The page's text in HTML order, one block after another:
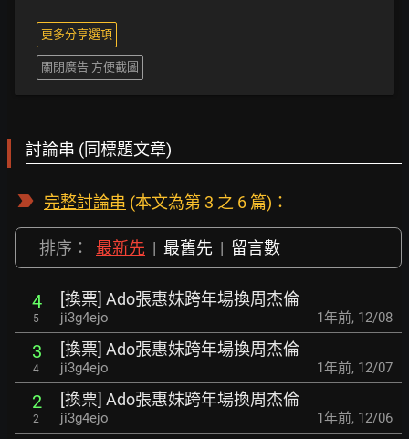
更多分享選項
關閉廣告 方便截圖
討論串 (同標題文章)
完整討論串 (本文為第 3 之 6 篇)：
排序： 最新先 | 最舊先 | 留言數
4
5
[換票] Ado張惠妹跨年場換周杰倫
ji3g4ejo 1年前, 12/08
3
4
[換票] Ado張惠妹跨年場換周杰倫
ji3g4ejo 1年前, 12/07
2
2
[換票] Ado張惠妹跨年場換周杰倫
ji3g4ejo 1年前, 12/06